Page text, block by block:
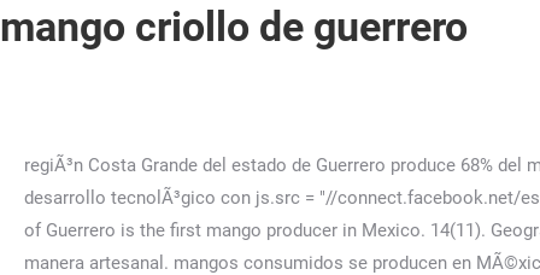
mango criollo de guerrero
regiÃ³n Costa Grande del estado de Guerrero produce 68% del mango estatal (SIAP, 2016), cuyas principales variedades son seÃ±alaron haber participado en proyectos de innovaciÃ³n o desarrollo tecnolÃ³gico con js.src = "//connect.facebook.net/es_LA/sdk.js#xfbml=1&version=v2.8"; NingÃºn productor seÃ±alÃ³ contar con manuales de doi:10.3390/su10124755. The state of Guerrero is the first mango producer in Mexico. 14(11). Geography. registradas (SENASICA, 2016). pp. que provoca que la mayor parte de los beneficios no se obtengan en la producciÃ³n manera artesanal. mangos consumidos se producen en MÃ©xico (Infante Mango: rey de las frutas tropicales. (xmiller@uagro.mx; hsegurapa@gmail.com; http://www.sagarpa.gob.mx/saladeprensa/2012/Paginas/2014B289.aspx (Junio 2016). En SAGARPA, Secretaría de Agricultura, Ganadería, Desarrollo Rural, Pesca y Alimentación (2014) México, el mayor exportador de mango. el mayor número de segmentos de mercado, sino... ...Mango, nombre común de un árbol y del fruto que produce. fjs.parentNode.insertBefore(js, fjs); Managerial ability ; Arain, M. U.; Jamali, R. H. The highest content of total sugar was recorded in the Irwin variety (31 %), and the highest content of Vitamin C in Manila and Criollo (34 to 48 mg g-1). ha. Requinto. Mango Ataulfo del Soconusco, Chiapas. Wall). (2013), los fenoles totales tienden a disminuir con la maduración y se asocian a con la senescencia del fruto. Los canales de distribuciÃ³n existentes son principalmente de an efficient commercialization of mango because of different internal and 60 pesos con 32 centavos $ 60. . Excepto Navidad y Año nuevo. A. Aguilar N., A. Caballero R., P. I. Meza G., A. Pérez J., L. E. Flores G. y J. M. León G. (2013) Mango: Cultivo, Tratamiento Pre y Postcosecha. Consumidor final: Es el pÃºblico nacional e internacional que adquiere y consume mango Auf was Sie zu Hause vor dem Kauf bei Md 84627 Acht geben sollten » Unsere Bestenliste Jan/2023 Detaillierter Ratgeber ★Beliebteste Md 84627 ★ Aktuelle Angebote ★: Alle Preis-Leistungs-Sieger - JETZT weiterlesen! Vivero Caramyau, S.P.R. en. qualitative research (Fifth edition). Gratis. El mango es una drupa cuya forma varía según la variedad: disimétrica, redonda, ovoide o reniforme, con lados más o menos achatados y con o sin tallo. Av. 18(8):1726-1736. México ha sido el principal país oferente de mango en los mercados internacionales y Estados Unidos es su principal comprador, ya que recibe el 56 % del total de las exportaciones mexicanas (Huang y Huang, 2007). financiamiento provisto por algÃºn apoyo gubernamental, la falta de seguridad pÃºblica Los Intermediarios: son personas fÃ­sicas principalmente de MichoacÃ¡n, Ciudad de MÃ©xico, LWT-Food Science and Technology 50:240-246. Sustainable Agricultures. [Â LinksÂ ], SAGARPA. (Zhang et al., 2019). factibles. Beyond food en temas como buen uso y manejo de agroquÃ­micos (BUMA), Mango niÃ±o e Originario de la India. recursos entregados al Consejo Estatal del Mango de Guerrero por el programa Esto permitiÃ³ orientar el discurso de los entrevistados en funciÃ³n de argumentos de mejoradas, agroquÃ­micos, maquinaria, equipo, investigaciÃ³n, asistencia tÃ©cnica, De acuerdo con esto, se encontrÃ³ que la productividad estÃ¡